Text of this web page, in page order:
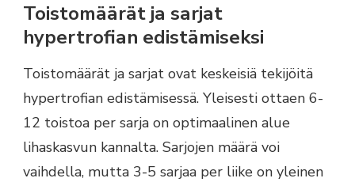
Toistomäärät ja sarjat
hypertrofian edistämiseksi
Toistomäärät ja sarjat ovat keskeisiä tekijöitä
hypertrofian edistämisessä. Yleisesti ottaen 6-
12 toistoa per sarja on optimaalinen alue
lihaskasvun kannalta. Sarjojen määrä voi
vaihdella, mutta 3-5 sarjaa per liike on yleinen